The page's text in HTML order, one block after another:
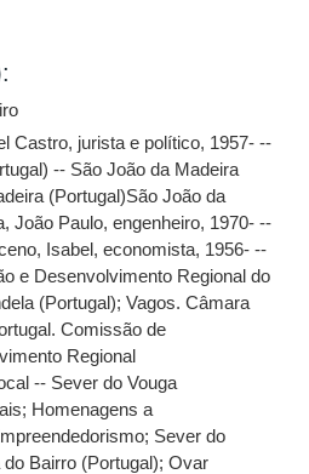
Castro, jurista e político, 1957- --
-- São João da Madeira
(Portugal)São João da
João Paulo, engenheiro, 1970- --
Isabel, economista, 1956- --
e Desenvolvimento Regional do
(Portugal);Vagos. Câmara
Comissão de
Regional
-- Sever do Vouga
; Homenagens a
; Sever do
Bairro (Portugal);Ovar